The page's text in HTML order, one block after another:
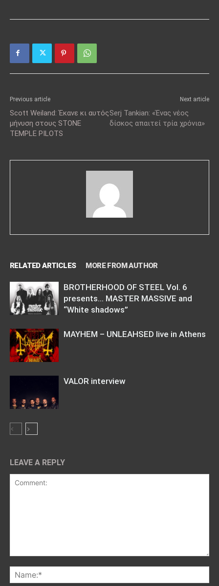
Previous article
Scott Weiland: Έκανε κι αυτός
μήνυση στους STONE
TEMPLE PILOTS
Next article
Serj Tankian: «Ένας νέος
δίσκος απαιτεί τρία χρόνια»
RELATED ARTICLES MORE FROM AUTHOR
BROTHERHOOD OF STEEL Vol. 6
presents… MASTER MASSIVE and
“White shadows”
MAYHEM – UNLEAHSED live in Athens
VALOR interview
LEAVE A REPLY